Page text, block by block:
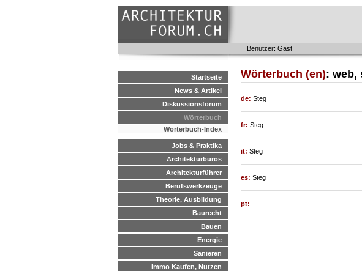
Benutzer: Gast
Startseite
News & Artikel
Diskussionsforum
Wörterbuch
Wörterbuch-Index
Jobs & Praktika
Architekturbüros
Architekturführer
Berufswerkzeuge
Theorie, Ausbildung
Baurecht
Bauen
Energie
Sanieren
Immo Kaufen, Nutzen
Wörterbuch (en): web,
de: Steg
fr: Steg
it: Steg
es: Steg
pt: